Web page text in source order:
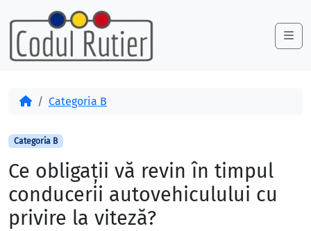
Skip to content
Skip to footer
AcasăCategoria B
Categoria B
Ce obligaţii vă revin în timpul
conducerii autovehiculului cu
privire la viteză?